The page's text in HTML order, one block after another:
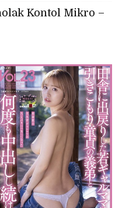
Kontol Mikro –